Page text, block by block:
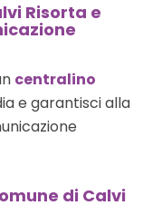
Risorta e
centralino
e garantisci alla
di Calvi